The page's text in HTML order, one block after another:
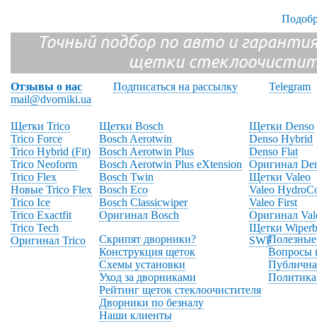
Точный подбор по авто и
щетки
Отзывы о нас Подписаться на рассылку
Telegram
mail@dvorniki.ua
Щетки Trico
Trico Force
Trico Hybrid (Fit)
Trico Neoform
Trico Flex
Новые Trico Flex
Trico Ice
Trico Exactfit
Trico Tech
Оригинал Trico
Щетки Bosch
Bosch Aerotwin
Bosch Aerotwin Plus
Bosch Aerotwin Plus eXtension
Bosch Twin
Bosch Eco
Bosch Classicwiper
Оригинал Bosch
Щетки Denso
Denso Hybrid
Denso Flat
Оригинал
Щетки Valeo
Valeo
Valeo First
Оригинал
Щетки
SWF
Скрипят дворники?
Конструкция щеток
Схемы установки
Уход за дворниками
Рейтинг щеток стеклоочистителя
Дворники по безналу
Наши клиенты
Вопросы